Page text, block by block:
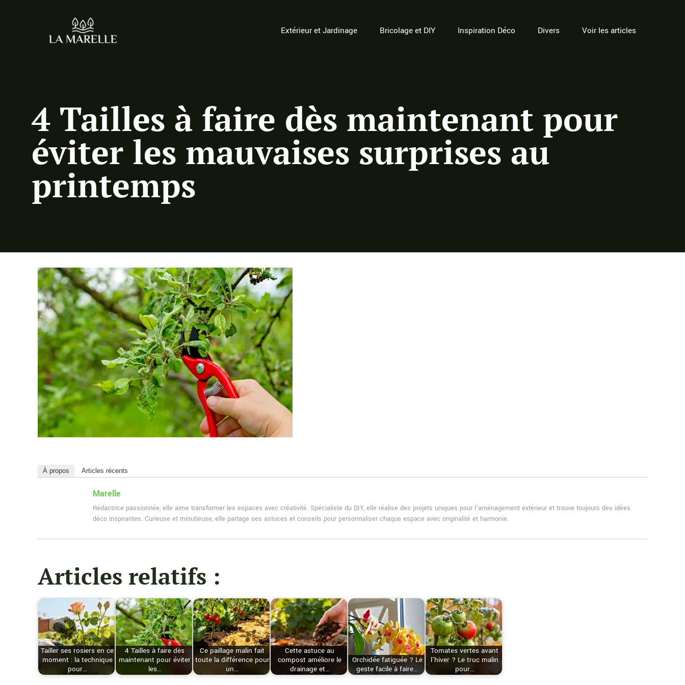
Extérieur et Jardinage Bricolage et DIY Inspiration Déco Divers Voir les articles
4 Tailles à faire dès maintenant pour
éviter les mauvaises surprises au
printemps
À propos Articles récents
Marelle
Rédactrice passionnée, elle aime transformer les espaces avec créativité. Spécialiste du DIY, elle réalise des projets uniques pour l'aménagement extérieur et trouve toujours des idées
déco inspirantes. Curieuse et minutieuse, elle partage ses astuces et conseils pour personnaliser chaque espace avec originalité et harmonie.
Articles relatifs :
Tailler ses rosiers en ce
moment : la technique
pour…
4 Tailles à faire dès
maintenant pour éviter
les…
Ce paillage malin fait
toute la différence pour
un…
Cette astuce au
compost améliore le
drainage et…
Orchidée fatiguée ? Le
geste facile à faire…
Tomates vertes avant
l’hiver ? Le truc malin
pour…